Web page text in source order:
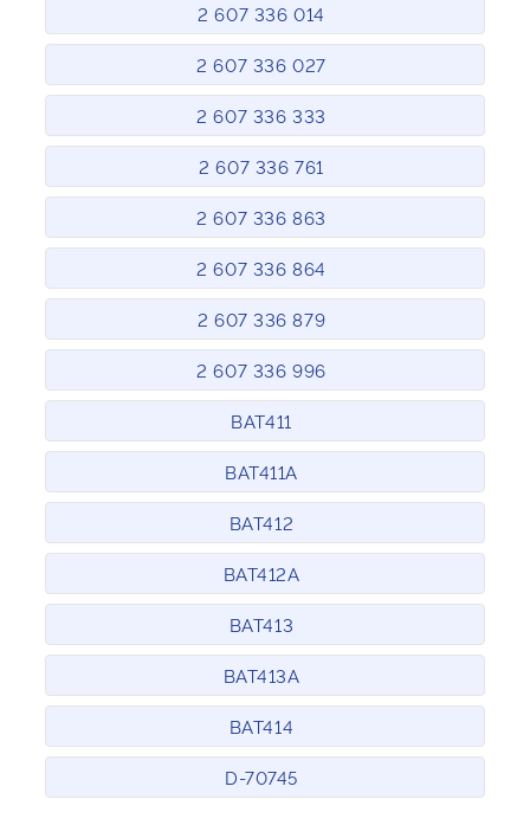
2 607 336 014
2 607 336 027
2 607 336 333
2 607 336 761
2 607 336 863
2 607 336 864
2 607 336 879
2 607 336 996
BAT411
BAT411A
BAT412
BAT412A
BAT413
BAT413A
BAT414
D-70745